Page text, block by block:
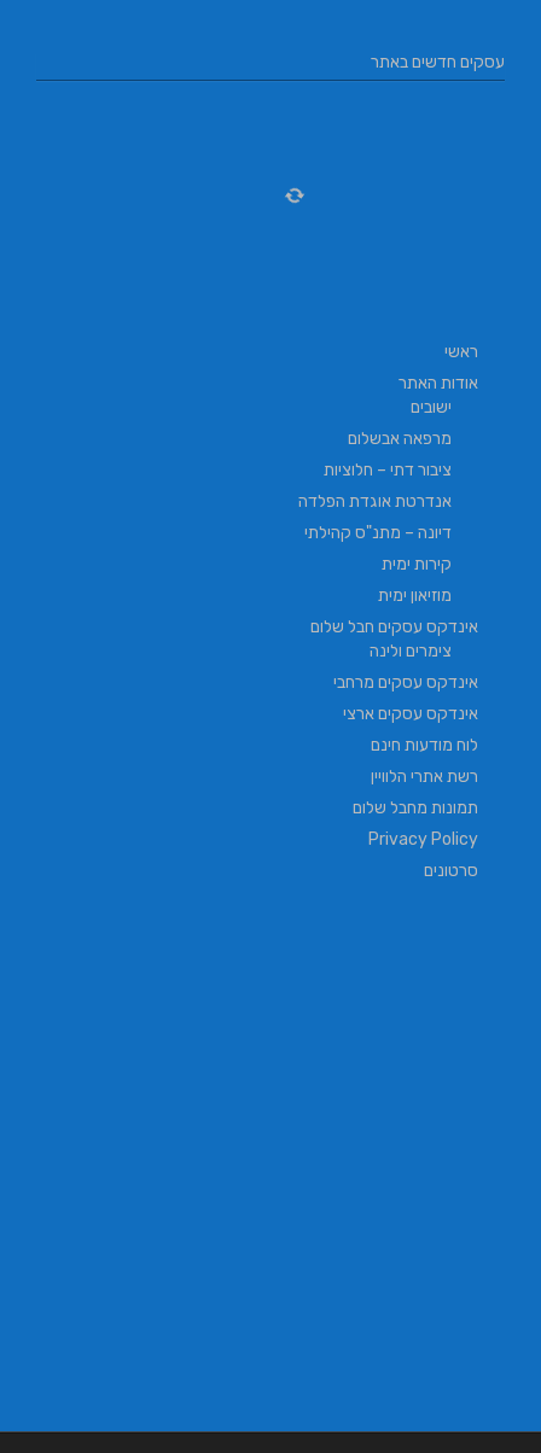
עסקים חדשים באתר
ראשי
אודות האתר
ישובים
מרפאה אבשלום
ציבור דתי – חלוציות
אנדרטת אוגדת הפלדה
דיונה – מתנ"ס קהילתי
קירות ימית
מוזיאון ימית
אינדקס עסקים חבל שלום
צימרים ולינה
אינדקס עסקים מרחבי
אינדקס עסקים ארצי
לוח מודעות חינם
רשת אתרי הלוויין
תמונות מחבל שלום
Privacy Policy
סרטונים